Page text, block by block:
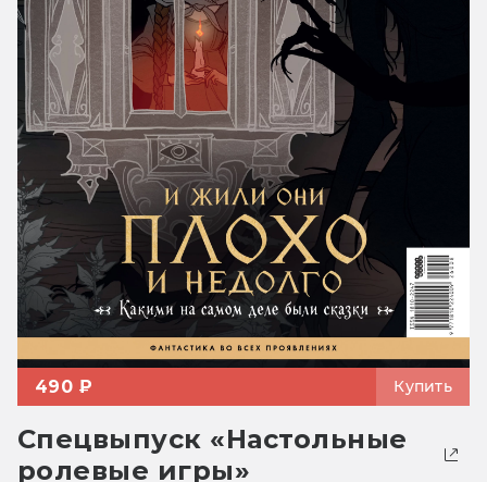
490 ₽ Купить
Спецвыпуск «Настольные
ролевые игры»